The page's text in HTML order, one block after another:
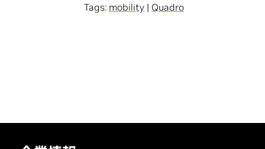
Tags: mobility | Quadro